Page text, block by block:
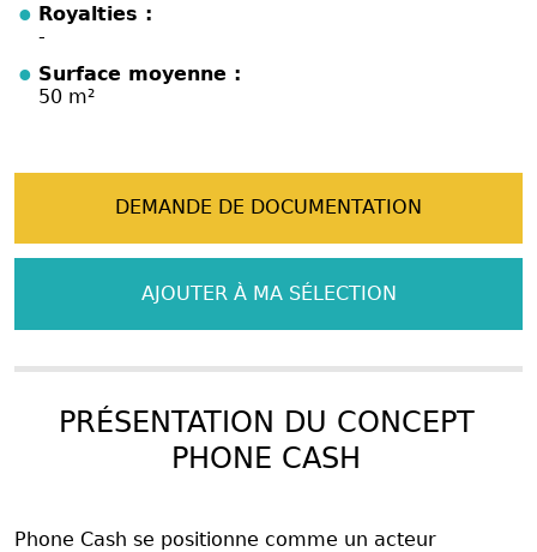
Royalties :
-
Surface moyenne :
50 m²
DEMANDE DE DOCUMENTATION
AJOUTER À MA SÉLECTION
PRÉSENTATION DU CONCEPT
PHONE CASH
Phone Cash se positionne comme un acteur